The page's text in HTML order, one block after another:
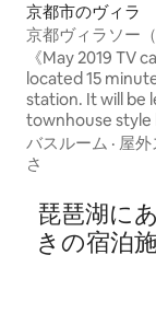
京都市のヴィラ
京都ヴィラソー
《May 2019 TV can be watched.》 It is
located 15
station. It will be
townhouse style
furniture and
also use wifi.
cypress. It will
just opened in
stay at once.
in a place where
downtown area
バスルーム · 屋外
さ
琵琶湖に
きの宿泊